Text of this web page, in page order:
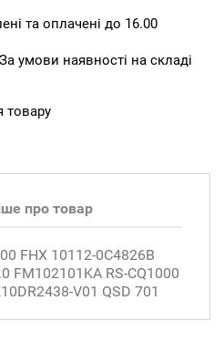
та оплачені до 16.00
умови наявності на складі
товару
про товар
FHX 10112-0C4826B
FM102101KA RS-CQ1000
V01 QSD 701